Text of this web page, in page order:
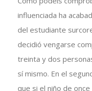
influenciada ha
del estudiante
decidió vengarse
treinta y dos
sí mismo. En el
que si el niño de